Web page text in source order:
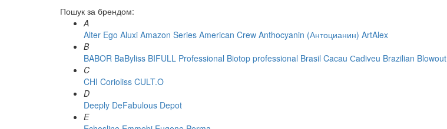
Пошук за брендом:
A
Alter Ego Aluxi Amazon Series American Crew Anthocyanin (Антоцианин) ArtAlex
B
BABOR BaByliss BIFULL Professional Biotop professional Brasil Cacau Сadiveu Brazilian Blowout
C
CHI Corioliss CULT.O
D
Deeply DeFabulous Depot
E